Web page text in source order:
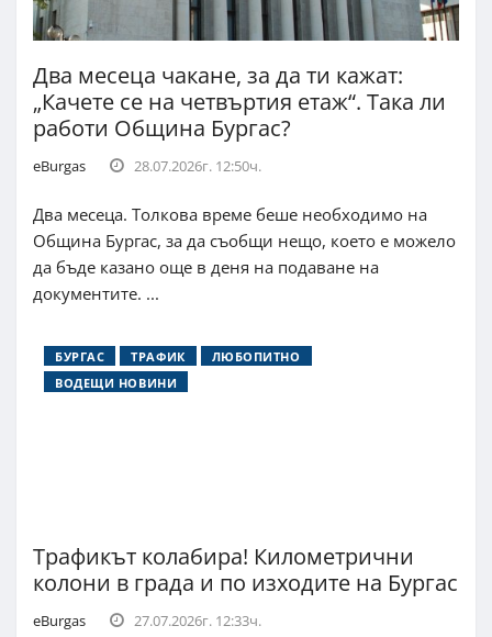
Два месеца чакане, за да ти кажат:
„Качете се на четвъртия етаж“. Така ли
работи Община Бургас?
eBurgas 28.07.2026г. 12:50ч.
Два месеца. Толкова време беше необходимо на
Община Бургас, за да съобщи нещо, което е можело
да бъде казано още в деня на подаване на
документите. ...
БУРГАС ТРАФИК
ЛЮБОПИТНО
ВОДЕЩИ НОВИНИ
Трафикът колабира! Километрични
колони в града и по изходите на Бургас
eBurgas 27.07.2026г. 12:33ч.